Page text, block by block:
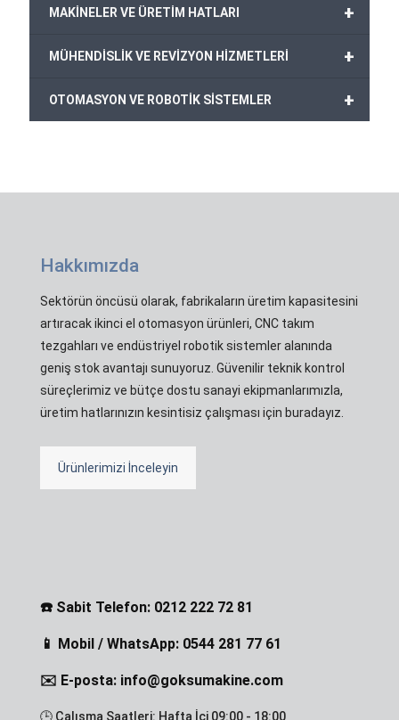
+
MAKİNELER VE ÜRETİM HATLARI
+
MÜHENDİSLİK VE REVİZYON HİZMETLERİ
+
OTOMASYON VE ROBOTİK SİSTEMLER
Hakkımızda
Sektörün öncüsü olarak, fabrikaların üretim kapasitesini
artıracak ikinci el otomasyon ürünleri, CNC takım
tezgahları ve endüstriyel robotik sistemler alanında
geniş stok avantajı sunuyoruz. Güvenilir teknik kontrol
süreçlerimiz ve bütçe dostu sanayi ekipmanlarımızla,
üretim hatlarınızın kesintisiz çalışması için buradayız.
Ürünlerimizi İnceleyin
☎️ Sabit Telefon: 0212 222 72 81
📱 Mobil / WhatsApp: 0544 281 77 61
✉️ E-posta: info@goksumakine.com
🕒 Çalışma Saatleri: Hafta İçi 09:00 - 18:00